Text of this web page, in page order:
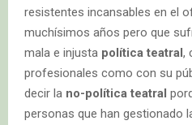
resistentes incansables en el
muchísimos años pero que
mala e injusta política teatral,
profesionales como con su
decir la no-política teatral
personas que han gestionado